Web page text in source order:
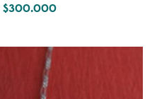
$300.000Rango
precios: